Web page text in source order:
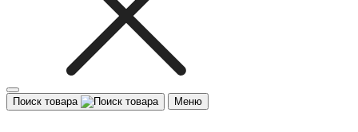
Поиск товара Меню